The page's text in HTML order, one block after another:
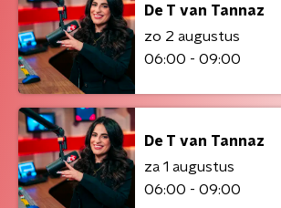
De T van Tannaz
zo 2 augustus
06:00 - 09:00
De T van Tannaz
za 1 augustus
06:00 - 09:00